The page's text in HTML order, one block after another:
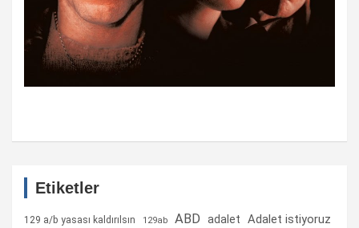
Etiketler
129 a/b yasası kaldırılsın 129ab ABD adalet Adalet istiyoruz